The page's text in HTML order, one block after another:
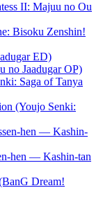
II: Majuu no Ou
Bisoku Zenshin!
ED)
Jaadugar OP)
Saga of Tanya
(Youjo Senki:
hen — Kashin-
hen — Kashin-tan
Dream!